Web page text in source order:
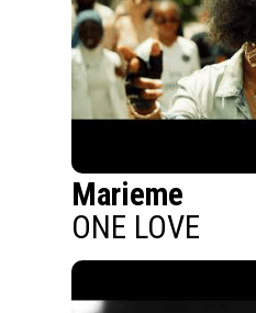
Marieme
ONE LOVE